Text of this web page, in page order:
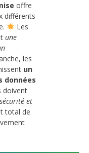
offre
différents
Les
une
les
un
données
doivent
et
total de